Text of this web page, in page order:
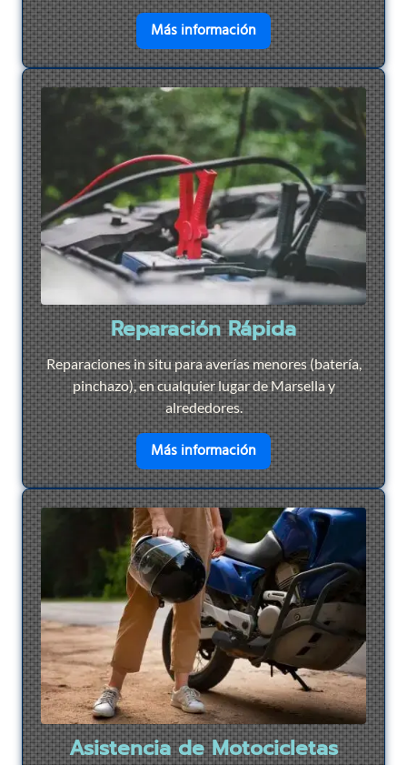
Más informaciónen savoir plus sur
Reparación Rápida
Reparaciones in situ para averías menores (batería,
pinchazo), en cualquier lugar de Marsella y
alrededores.
Más informaciónen savoir plus sur
Asistencia de Motocicletas